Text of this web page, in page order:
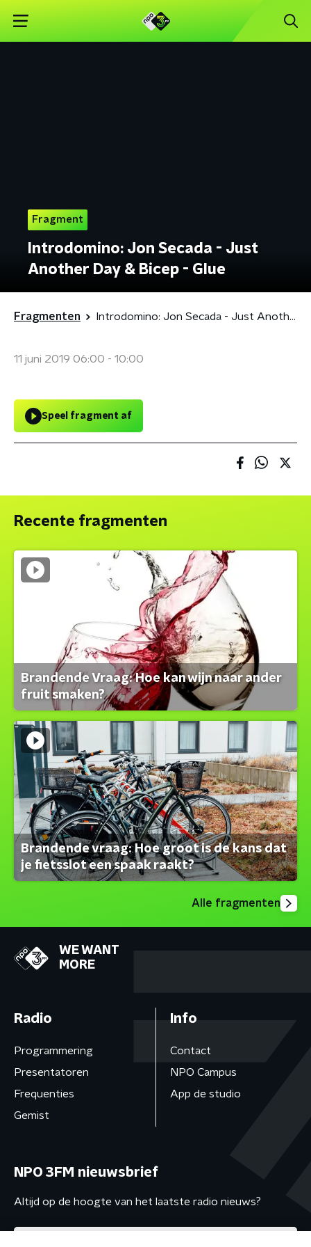
Fragment
Introdomino: Jon Secada - Just
Another Day & Bicep - Glue
Fragmenten Introdomino: Jon Secada - Just Another Day & Bicep - Glue
11 juni 2019 06:00 - 10:00
Speel fragment af
Recente fragmenten
Brandende Vraag: Hoe kan wijn naar ander
fruit smaken?
Brandende vraag: Hoe groot is de kans dat
je fietsslot een spaak raakt?
Alle fragmenten
WE WANT
MORE
Radio
Programmering
Presentatoren
Frequenties
Gemist
Info
Contact
NPO Campus
App de studio
NPO 3FM nieuwsbrief
Altijd op de hoogte van het laatste radio nieuws?